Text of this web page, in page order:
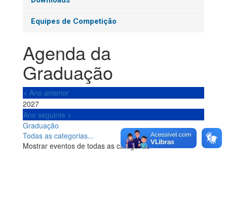
Equipes de Competição
Agenda da
Graduação
< Ano anterior
2027
Ano seguinte >
Graduação
Todas as categorias...
Mostrar eventos de todas as categorias